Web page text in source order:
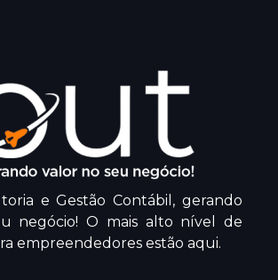
e Gestão Contábil, gerando
negócio! O mais alto nível de
empreendedores estão aqui.